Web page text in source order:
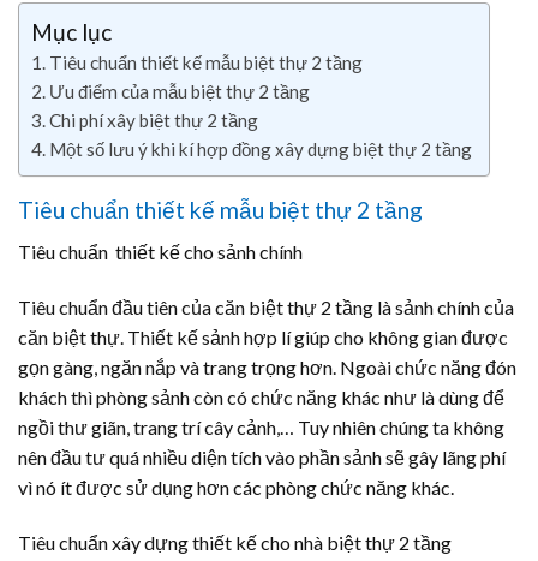
Mục lục
Tiêu chuẩn thiết kế mẫu biệt thự 2 tầng
Ưu điểm của mẫu biệt thự 2 tầng
Chi phí xây biệt thự 2 tầng
Một số lưu ý khi kí hợp đồng xây dựng biệt thự 2 tầng
Tiêu chuẩn thiết kế mẫu biệt thự 2 tầng
Tiêu chuẩn thiết kế cho sảnh chính
Tiêu chuẩn đầu tiên của căn biệt thự 2 tầng là sảnh chính của
căn biệt thự. Thiết kế sảnh hợp lí giúp cho không gian được
gọn gàng, ngăn nắp và trang trọng hơn. Ngoài chức năng đón
khách thì phòng sảnh còn có chức năng khác như là dùng để
ngồi thư giãn, trang trí cây cảnh,… Tuy nhiên chúng ta không
nên đầu tư quá nhiều diện tích vào phần sảnh sẽ gây lãng phí
vì nó ít được sử dụng hơn các phòng chức năng khác.
Tiêu chuẩn xây dựng thiết kế cho nhà biệt thự 2 tầng